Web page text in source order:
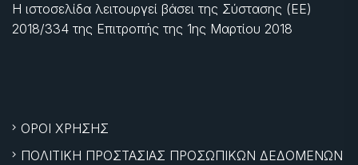
Η ιστοσελίδα λειτουργεί βάσει της Σύστασης (ΕΕ)
2018/334 της Επιτροπής της 1ης Μαρτίου 2018
ΟΡΟΙ ΧΡΗΣΗΣ
ΠΟΛΙΤΙΚΗ ΠΡΟΣΤΑΣΙΑΣ ΠΡΟΣΩΠΙΚΩΝ ΔΕΔΟΜΕΝΩΝ